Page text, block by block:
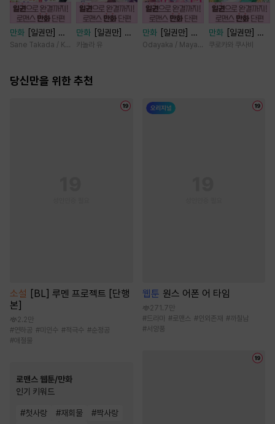
만화
[일권만] 매
료 마법에 걸린 척
사랑꾼이 되었습니
Sane Takada / Koki Fuyutsuki
만화
[일권만] 죽
을 뻔한 늑대가 운
카놀라 유
만화
[일권만] 잊
혀진 왕녀지만 정
Odayaka / Maya Koike
만화
[일권만] 내
게 간섭하지 않겠
쿠로카와 쿠사비
당신만을 위한 추천
소설 [BL] 루멘 프로젝트 [단행
본]
2.2만
#연하공 #미인수 #적극수 #순정공
#애절물
로맨스 웹툰/만화
인기 키워드
#첫사랑 #재회물 #짝사랑
웹툰 원스 어폰 어 타임
271.7만
#드라마 #로맨스 #인외존재 #까칠남
#서양풍